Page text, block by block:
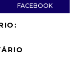
FACEBOOK